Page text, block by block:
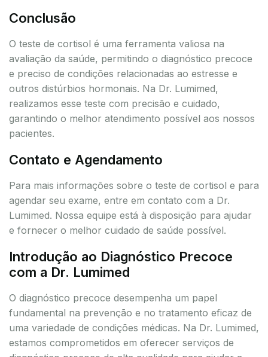
Conclusão
O teste de cortisol é uma ferramenta valiosa na
avaliação da saúde, permitindo o diagnóstico precoce
e preciso de condições relacionadas ao estresse e
outros distúrbios hormonais. Na Dr. Lumimed,
realizamos esse teste com precisão e cuidado,
garantindo o melhor atendimento possível aos nossos
pacientes.
Contato e Agendamento
Para mais informações sobre o teste de cortisol e para
agendar seu exame, entre em contato com a Dr.
Lumimed. Nossa equipe está à disposição para ajudar
e fornecer o melhor cuidado de saúde possível.
Introdução ao Diagnóstico Precoce
com a Dr. Lumimed
O diagnóstico precoce desempenha um papel
fundamental na prevenção e no tratamento eficaz de
uma variedade de condições médicas. Na Dr. Lumimed,
estamos comprometidos em oferecer serviços de